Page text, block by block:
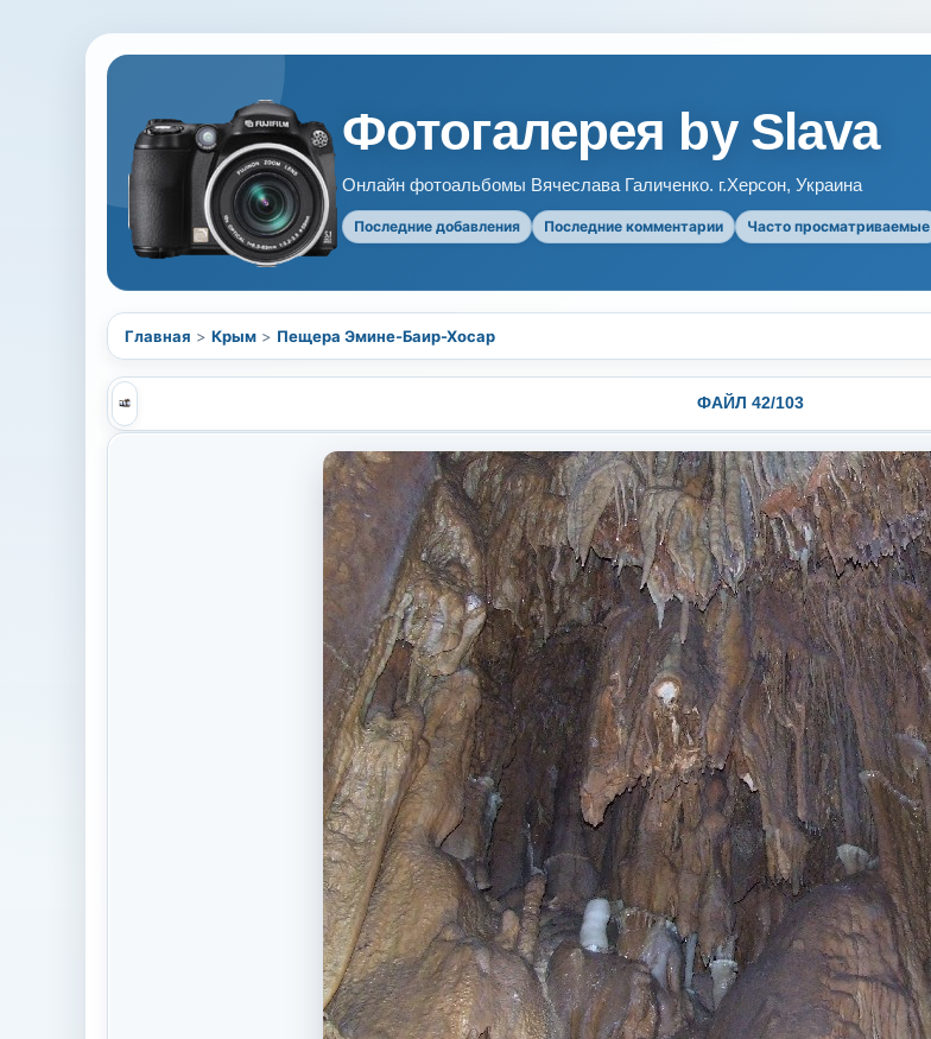
Фотогалерея by Slava
Онлайн фотоальбомы Вячеслава Галиченко. г.Херсон, Украина
Последние добавления Последние комментарии Часто просматриваемые
Главная > Крым > Пещера Эмине-Баир-Хосар
ФАЙЛ 42/103